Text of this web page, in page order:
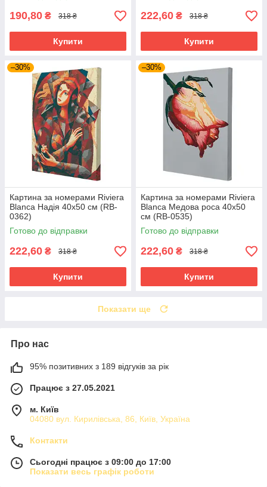
190,80 ₴ 318 ₴
Купити
222,60 ₴ 318 ₴
Купити
–30%
Картина за номерами Riviera
Blanca Надія 40x50 см (RB-
0362)
Готово до відправки
222,60 ₴ 318 ₴
Купити
–30%
Картина за номерами Riviera
Blanca Медова роса 40x50
см (RB-0535)
Готово до відправки
222,60 ₴ 318 ₴
Купити
Показати ще
Про нас
95% позитивних з 189 відгуків за рік
Працює з 27.05.2021
м. Київ
04080 вул. Кирилівська, 86, Київ, Україна
Контакти
Сьогодні працює з 09:00 до 17:00
Показати весь графік роботи